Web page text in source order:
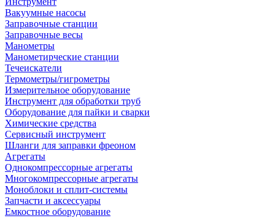
Вакуумные насосы
Заправочные станции
Заправочные весы
Манометры
Манометирческие станции
Течеискатели
Термометры/гигрометры
Измерительное оборудование
Инструмент для обработки труб
Оборудование для пайки и сварки
Химические средства
Сервисный инструмент
Шланги для заправки фреоном
Агрегаты
Однокомпрессорные агрегаты
Многокомпрессорные агрегаты
Моноблоки и сплит-системы
Запчасти и аксессуары
Емкостное оборудование